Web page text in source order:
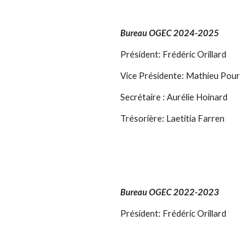
Bureau OGEC 2024-2025
Président: Frédéric Orillard
Vice Présidente: Mathieu
Secrétaire : Aurélie Hoinard
Trésorière: Laetitia Farren
Bureau OGEC 2022-2023
Président: Frédéric Orillard